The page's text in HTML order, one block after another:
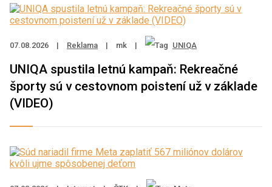
07.08.2026 | Reklama | mk | UNIQA
UNIQA spustila letnú kampaň: Rekreačné
športy sú v cestovnom poistení už v základe
(VIDEO)